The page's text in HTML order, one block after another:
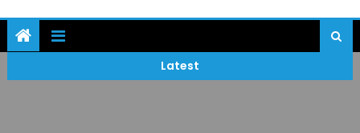
Latest